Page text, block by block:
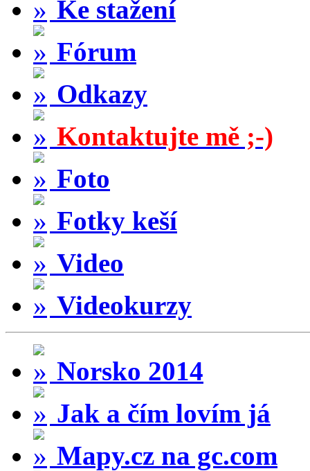
Ke stažení
Fórum
Odkazy
Kontaktujte mě ;-)
Foto
Fotky keší
Video
Videokurzy
Norsko 2014
Jak a čím lovím já
Mapy.cz na gc.com